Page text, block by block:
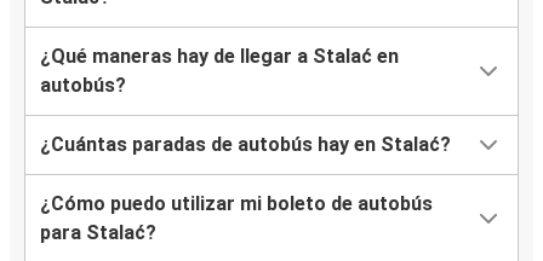
¿Qué maneras hay de llegar a Stalać en
autobús?
¿Cuántas paradas de autobús hay en Stalać?
¿Cómo puedo utilizar mi boleto de autobús
para Stalać?